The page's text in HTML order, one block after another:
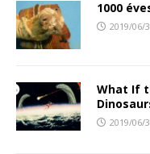
1000
2019/06/
What If
2019/06/